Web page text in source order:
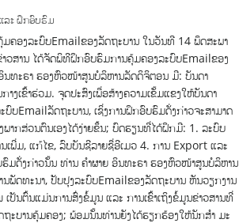
ລະ ຝຶກອົບຮົມ
ຄອງລະບົບEmailຂອງລັດຖະບານ ໃນວັນທີ 14 ພຶດສະພາ
ວສານ ໄດ້ຈັດພິທີຝຶກອົບຮົມການຄຸ້ມຄອງລະບົບEmailຂອງ
ນທະຣາ ຮອງຫົວໜ້າສູນບໍລິຫານລັດດິຈິຕອນ ມີ: ບັນດາ
ງເຂົ້າຮ່ວມ. ຈຸດປະສົງເພື່ອສ້າງຄວາມເຂັ້ມແຂງໃຫ້ບັນດາ
ບົບEmailລັດຖະບານ, ເຊິ່ງການຝຶກອົບຮົມດັ່ງກ່າວຈະສາມາດ
າກສ່ວນຕົນເອງໄດ້ງ່າຍຂຶ້ນ; ບົດຮຽນທີ່ໄດ້ຝຶກມີ: 1. ລະບົບ
ພີ່ມ, ແກ້ໄຂ, ລົບບັນຊີລາຍຊື່ອີເມວ 4. ການ Export ແລະ
ມດັ່ງກ່າວນັ້ນ ທ່ານ ຄຳຜາຍ ອິນທະຣາ ຮອງຫົວໜ້າສູນບໍລິຫານ
ພັດທະນາ, ປັບປຸງລະບົບEmailຂອງລັດຖະບານ ຫັນວຽກງານ
ນຕົ້ນແມ່ນການສົ່ງຂໍ້ມູນ ແລະ ການເຂົ້າເຖິງຂໍ້ມູນຂ່າວສານທີ່
ະບານຄຸ້ມຄອງ; ພ້ອມນັ້ນທ່ານຍັງໄດ້ຮຽກຮ້ອງໃຫ້ນັກສຳ ມະ